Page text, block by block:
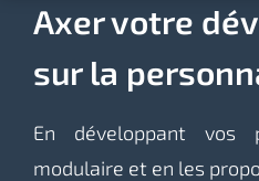
Axer votre
sur la
En développant vos
modulaire et en les